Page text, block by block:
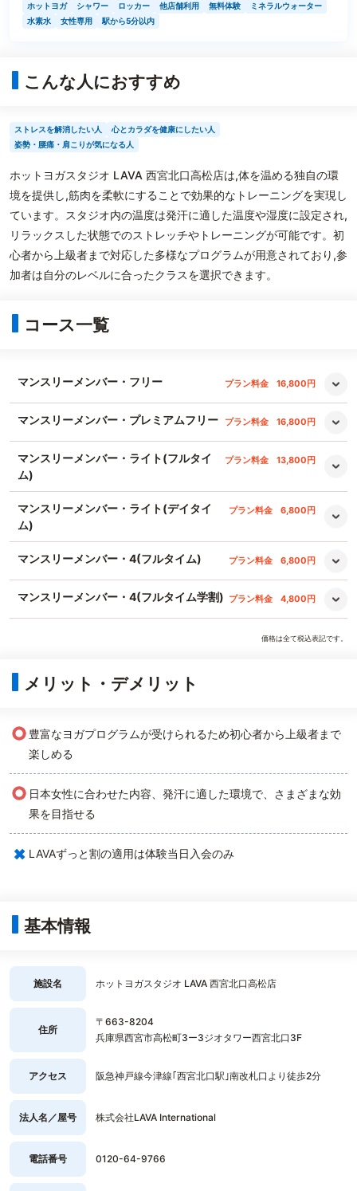
ホットヨガ シャワー ロッカー 他店舗利用 無料体験
ミネラルウォーター
水素水
女性専用 駅から5分以内
こんな人におすすめ
ストレスを解消したい人
心とカラダを健康にしたい人
姿勢・腰痛・肩こりが気になる人
ホットヨガスタジオ LAVA 西宮北口高松店は,体を温める独自の環
境を提供し,筋肉を柔軟にすることで効果的なトレーニングを実現し
ています。スタジオ内の温度は発汗に適した温度や湿度に設定され,
リラックスした状態でのストレッチやトレーニングが可能です。初
心者から上級者まで対応した多様なプログラムが用意されており,参
加者は自分のレベルに合ったクラスを選択できます。
コース一覧
マンスリーメンバー・フリー プラン料金 16,800円
マンスリーメンバー・プレミアムフリー プラン料金 16,800円
マンスリーメンバー・ライト(フルタイ
ム)
プラン料金 13,800円
マンスリーメンバー・ライト(デイタイ
ム)
プラン料金 6,800円
マンスリーメンバー・4(フルタイム) プラン料金 6,800円
マンスリーメンバー・4(フルタイム学割) プラン料金 4,800円
価格は全て税込表記です。
メリット・デメリット
○ 豊富なヨガプログラムが受けられるため初心者から上級者まで
楽しめる
○ 日本女性に合わせた内容、発汗に適した環境で、さまざまな効
果を目指せる
× LAVAずっと割の適用は体験当日入会のみ
基本情報
施設名 ホットヨガスタジオ LAVA 西宮北口高松店
住所
〒663-8204
兵庫県西宮市高松町3ー3ジオタワー西宮北口3F
アクセス 阪急神戸線今津線｢西宮北口駅｣南改札口より徒歩2分
法人名／屋号 株式会社LAVA International
電話番号 0120-64-9766